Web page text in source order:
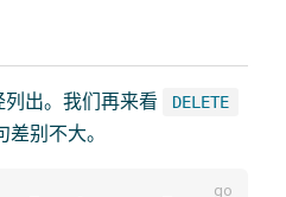
出。我们再来看 DELETE
差别不大。